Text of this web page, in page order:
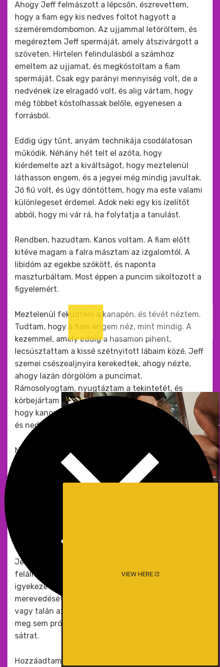
Ahogy Jeff felmászott a lépcsőn, észrevettem,
hogy a fiam egy kis nedves foltot hagyott a
szeméremdombomon. Az ujjammal letöröltem, és
megéreztem Jeff spermáját, amely átszivárgott a
szöveten. Hirtelen felindulásból a számhoz
emeltem az ujjamat, és megkóstoltam a fiam
spermáját. Csak egy parányi mennyiség volt, de a
nedvének íze elragadó volt, és alig vártam, hogy
még többet kóstolhassak belőle, egyenesen a
forrásból.
Eddig úgy tűnt, anyám technikája csodálatosan
működik. Néhány hét telt el azóta, hogy
kiérdemelte azt a kiváltságot, hogy meztelenül
láthasson engem, és a jegyei még mindig javultak.
Jó fiú volt, és úgy döntöttem, hogy ma este valami
különlegeset érdemel. Adok neki egy kis ízelítőt
abból, hogy mi vár rá, ha folytatja a tanulást.
Rendben, hazudtam. Kanos voltam. A fiam előtt
kitéve magam a falra másztam az izgalomtól. A
libidóm az egekbe szökött, és naponta
maszturbáltam. Most éppen a puncim sikoltozott a
figyelemért.
Meztelenül feküdtem a kanapén, és tévét néztem.
Tudtam, hogy a fiam engem néz, mint mindig. A
kezemmel, amely eddig a hasamon pihent,
lecsúsztattam a kissé szétnyitott lábaim közé. Jeff
szemei csészealjnyira kerekedtek, ahogy nézte,
ahogy lazán dörgölöm a puncimat.
Rámosolyogtam, nyugtáztam a tekintetét, és
körbejártam az ujjammal a csiklómat. Tudtam,
hogy kanos vagyok, de meglepett, mennyire forró
és nedves volt a puncim.
Nagyon jó érzés volt a puncimmal játszani; hogy
nézte, csak egy plusz bónusz volt. Felemeltem a
térdeimet és széttártam a lábaimat, hogy a fiam
Jeff is kezdett felizgulni. Normális volt, hogy
felállt, amikor engem nézett, de általában
igyekezett megőrizni a szerénységét, és eltakarni a
merevedését. Talán azért, mert már nem érdekelte,
vagy talán azért, mert túlságosan izgatott volt, de
meg sem próbálta elrejteni a nadrágjában kialakuló
sátrat.
Hozzáadtam egy második ujjamat, a másikkal
VIEW HERE